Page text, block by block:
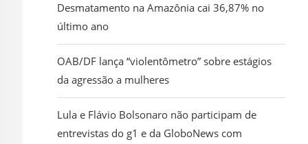
Desmatamento na Amazônia cai 36,87% no
último ano
OAB/DF lança “violentômetro” sobre estágios
da agressão a mulheres
Lula e Flávio Bolsonaro não participam de
entrevistas do g1 e da GloboNews com